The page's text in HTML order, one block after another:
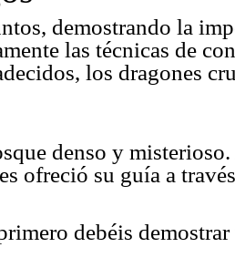
demostrando la
las técnicas de
los dragones
denso y
ofreció su guía a
debéis